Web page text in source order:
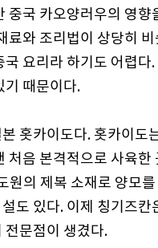
중국 카오양러우의 영향
료와 조리법이 상당히
요리라 하기도 어렵다.
기 때문이다.
홋카이도다. 홋카이도
처음 본격적으로 사육한
원의 제복 소재로 양모
도 있다. 이제 칭기즈
전문점이 생겼다.